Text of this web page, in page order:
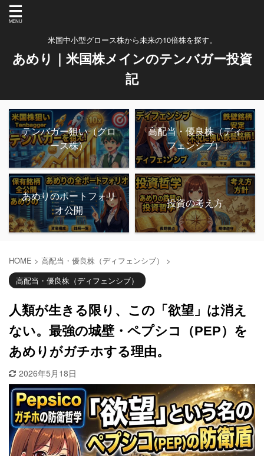
米国中小型グロース株から未来の10倍株を探す。
あめり｜米国株メインのテンバガー投資
記
テンバガー狙い（グロ
ース株）
高配当・優良株（ディ
フェンシブ）
あめりのポートフォリ
オ公開
投資の考え方
HOME > 高配当・優良株（ディフェンシブ）
>
高配当・優良株（ディフェンシブ）
人類が生きる限り、この「欲望」は消え
ない。最強の城壁・ペプシコ（PEP）を
あめりがガチホする理由。
2026年5月18日